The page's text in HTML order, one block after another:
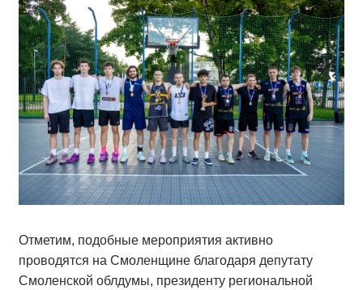
Отметим, подобные мероприятия активно
проводятся на Смоленщине благодаря депутату
Смоленской облдумы, президенту региональной